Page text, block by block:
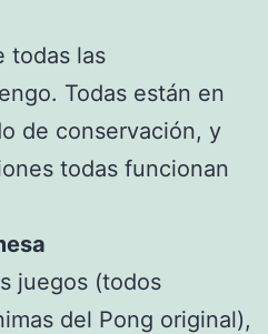
todas las
Todas están en
de conservación, y
todas funcionan
juegos (todos
del Pong original),